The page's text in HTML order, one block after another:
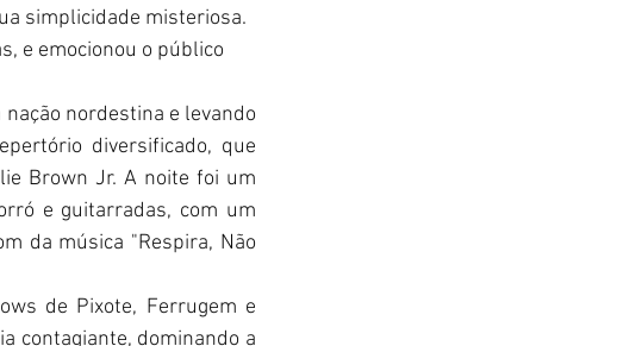
simplicidade misteriosa.
e emocionou o público
nordestina e levando
diversificado, que
Brown Jr. A noite foi um
e guitarradas, com um
da música "Respira, Não
de Pixote, Ferrugem e
contagiante, dominando a